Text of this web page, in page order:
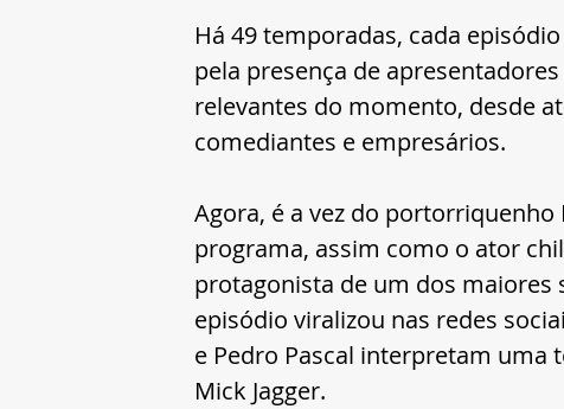
Há 49 temporadas, cada
pela presença de
relevantes do momento, desde
comediantes e empresários.
Agora, é a vez do
programa, assim como o ator
protagonista de um dos maiores
episódio viralizou nas redes
e Pedro Pascal interpretam uma
Mick Jagger.